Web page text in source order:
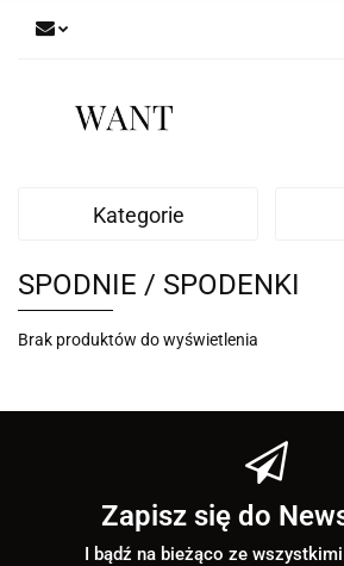
Kategorie
SPODNIE / SPODENKI
Brak produktów do wyświetlenia
Zapisz się do
I bądź na bieżąco ze